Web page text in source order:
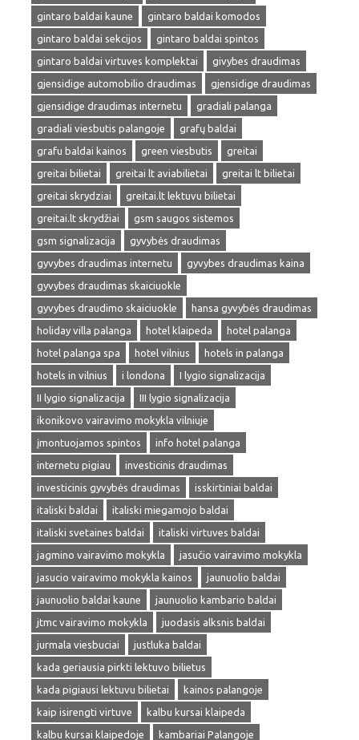
gintaro baldai kaune
gintaro baldai komodos
gintaro baldai sekcijos
gintaro baldai spintos
gintaro baldai virtuves komplektai
givybes draudimas
gjensidige automobilio draudimas
gjensidige draudimas
gjensidige draudimas internetu
gradiali palanga
gradiali viesbutis palangoje
grafų baldai
grafu baldai kainos
green viesbutis
greitai
greitai bilietai
greitai lt aviabilietai
greitai lt bilietai
greitai skrydziai
greitai.lt lektuvu bilietai
greitai.lt skrydžiai
gsm saugos sistemos
gsm signalizacija
gyvybės draudimas
gyvybes draudimas internetu
gyvybes draudimas kaina
gyvybes draudimas skaiciuokle
gyvybes draudimo skaiciuokle
hansa gyvybės draudimas
holiday villa palanga
hotel klaipeda
hotel palanga
hotel palanga spa
hotel vilnius
hotels in palanga
hotels in vilnius
i londona
I lygio signalizacija
II lygio signalizacija
III lygio signalizacija
ikonikovo vairavimo mokykla vilniuje
įmontuojamos spintos
info hotel palanga
internetu pigiau
investicinis draudimas
investicinis gyvybės draudimas
isskirtiniai baldai
italiski baldai
italiski miegamojo baldai
italiski svetaines baldai
italiski virtuves baldai
jagmino vairavimo mokykla
jasučio vairavimo mokykla
jasucio vairavimo mokykla kainos
jaunuolio baldai
jaunuolio baldai kaune
jaunuolio kambario baldai
jtmc vairavimo mokykla
juodasis alksnis baldai
jurmala viesbuciai
justluka baldai
kada geriausia pirkti lektuvo bilietus
kada pigiausi lektuvu bilietai
kainos palangoje
kaip isirengti virtuve
kalbu kursai klaipeda
kalbu kursai klaipedoje
kambariai Palangoje